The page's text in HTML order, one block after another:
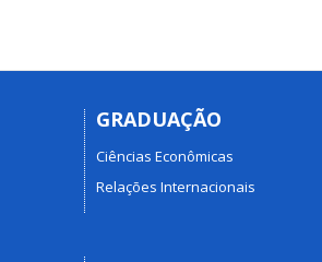
GRADUAÇÃO
Ciências Econômicas
Relações Internacionais